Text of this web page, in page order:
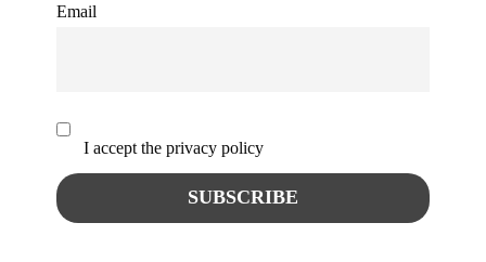
Email
I accept the privacy policy